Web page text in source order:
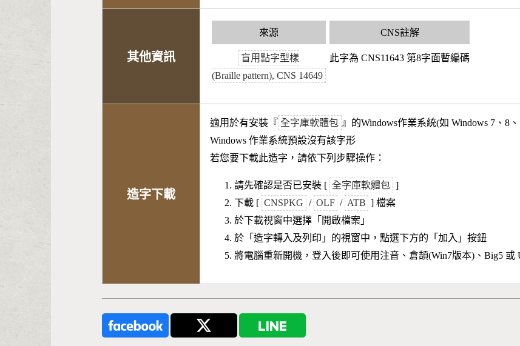
其他資訊
來源
盲用點字型樣
(Braille pattern), CNS 14649
CNS註解
此字為 CNS11643 第8字面暫編碼
造字下載
適用於有安裝『 全字庫軟體包 』的Windows作業系統(如 Windows 7、8、
Windows 作業系統預設沒有該字形
若您要下載此造字，請依下列步驟操作：
請先確認是否已安裝 [ 全字庫軟體包 ]
下載 [ CNSPKG / OLF / ATB ] 檔案
於下載視窗中選擇「開啟檔案」
於「造字轉入及列印」的視窗中，點選下方的「加入」按鈕
將電腦重新開機，登入後即可使用注音、倉頡(Win7版本)、Big5 或